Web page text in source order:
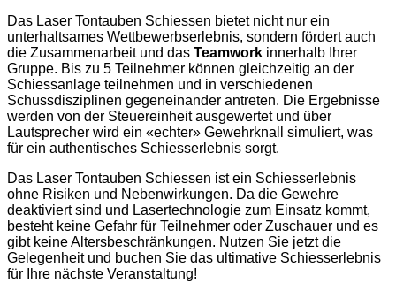
Das Laser Tontauben Schiessen bietet nicht nur ein
unterhaltsames Wettbewerbserlebnis, sondern fördert auch
die Zusammenarbeit und das Teamwork innerhalb Ihrer
Gruppe. Bis zu 5 Teilnehmer können gleichzeitig an der
Schiessanlage teilnehmen und in verschiedenen
Schussdisziplinen gegeneinander antreten. Die Ergebnisse
werden von der Steuereinheit ausgewertet und über
Lautsprecher wird ein «echter» Gewehrknall simuliert, was
für ein authentisches Schiesserlebnis sorgt.
Das Laser Tontauben Schiessen ist ein Schiesserlebnis
ohne Risiken und Nebenwirkungen. Da die Gewehre
deaktiviert sind und Lasertechnologie zum Einsatz kommt,
besteht keine Gefahr für Teilnehmer oder Zuschauer und es
gibt keine Altersbeschränkungen. Nutzen Sie jetzt die
Gelegenheit und buchen Sie das ultimative Schiesserlebnis
für Ihre nächste Veranstaltung!